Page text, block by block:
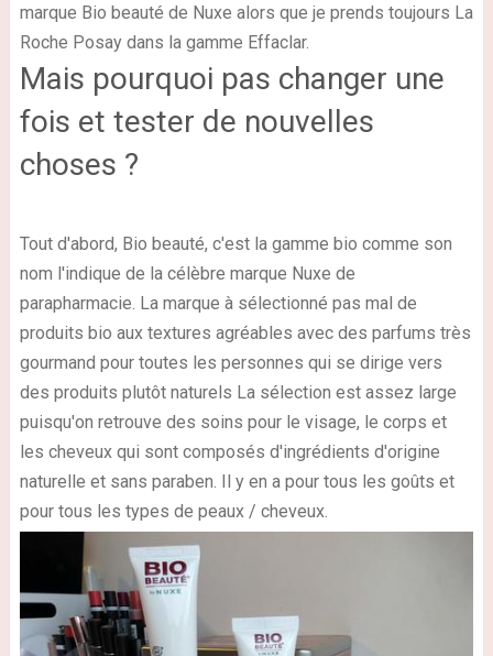
marque Bio beauté de Nuxe alors que je prends toujours La
Roche Posay dans la gamme Effaclar.
Mais pourquoi pas changer une
fois et tester de nouvelles
choses ?
Tout d'abord, Bio beauté, c'est la gamme bio comme son
nom l'indique de la célèbre marque Nuxe de
parapharmacie. La marque à sélectionné pas mal de
produits bio aux textures agréables avec des parfums très
gourmand pour toutes les personnes qui se dirige vers
des produits plutôt naturels La sélection est assez large
puisqu'on retrouve des soins pour le visage, le corps et
les cheveux qui sont composés d'ingrédients d'origine
naturelle et sans paraben. Il y en a pour tous les goûts et
pour tous les types de peaux / cheveux.